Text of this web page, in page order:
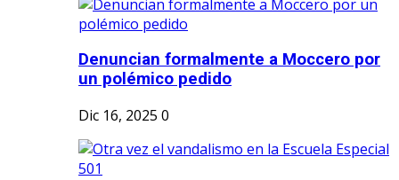
Denuncian formalmente a Moccero por
un polémico pedido
Dic 16, 2025 0